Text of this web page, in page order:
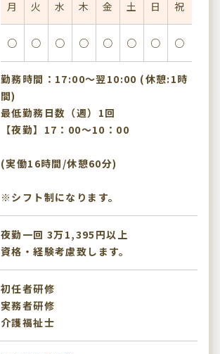
月 火 水 木 金 土 日 祝
○ ○ ○ ○ ○ ○ ○ ○
勤務時間：17:00〜翌10:00 (休憩:1時
間)
最低勤務日数（週）1回
【夜勤】17：00～10：00
(実働16時間/休憩60分)
※シフト制になります。
夜勤一回 3万1,395円以上
資格・経験考慮致します。
初任者研修
実務者研修
介護福祉士